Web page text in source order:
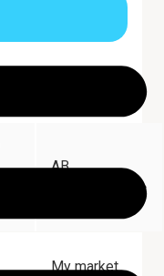
ΑΒ
Βασιλόπουλος
My market